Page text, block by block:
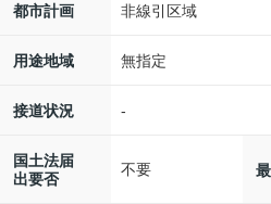
都市計画 非線引区域
用途地域 無指定
接道状況 -
国土法届
出要否
不要